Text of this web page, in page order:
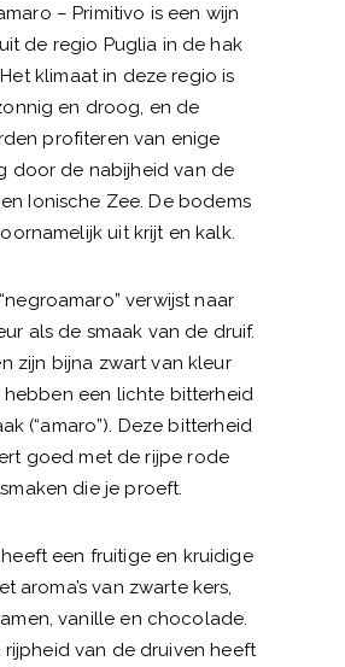
– Primitivo is een wijn
de regio Puglia in de hak
klimaat in deze regio is
en droog, en de
profiteren van enige
door de nabijheid van de
Ionische Zee. De bodems
uit krijt en kalk.
verwijst naar
als de smaak van de druif.
zijn bijna zwart van kleur
hebben een lichte bitterheid
(“amaro”). Deze bitterheid
goed met de rijpe rode
die je proeft.
een fruitige en kruidige
aroma’s van zwarte kers,
vanille en chocolade.
rijpheid van de druiven heeft